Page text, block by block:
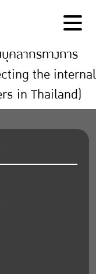
คลากรทางการ
the internal
in Thailand)